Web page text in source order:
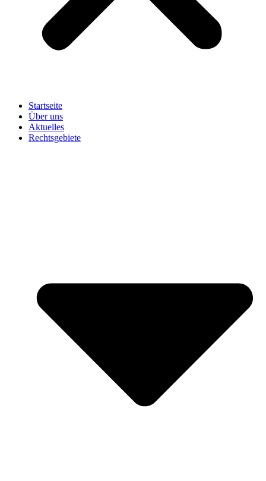
Startseite
Über uns
Aktuelles
Rechtsgebiete